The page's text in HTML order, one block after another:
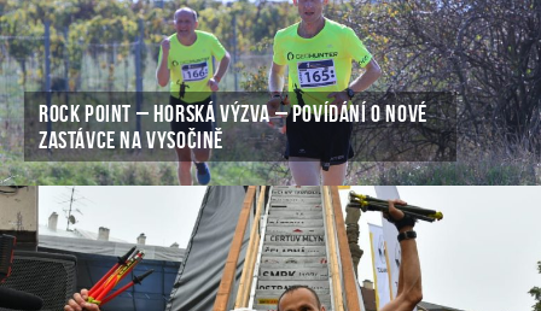
ROCK POINT – HORSKÁ VÝZVA – POVÍDÁNÍ O NOVÉ
ZASTÁVCE NA VYSOČINĚ